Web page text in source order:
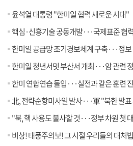
윤석열 대통령 "한미일 협력 새로운 시대"
핵심·신흥기술 공동개발···국제표준 협
한미일 공급망 조기경보체계 구축···정
한미일 청년서밋 부산서 개최···암 관련
한미 연합연습 돌입···실전과 같은 훈련
北, 전략순항미사일 발사···軍 "북한 발
"북, 핵 사용도 불사할 것···정부 차원 첫
비상! 태풍주의보! 그 시절 우리들의 대처법은? [